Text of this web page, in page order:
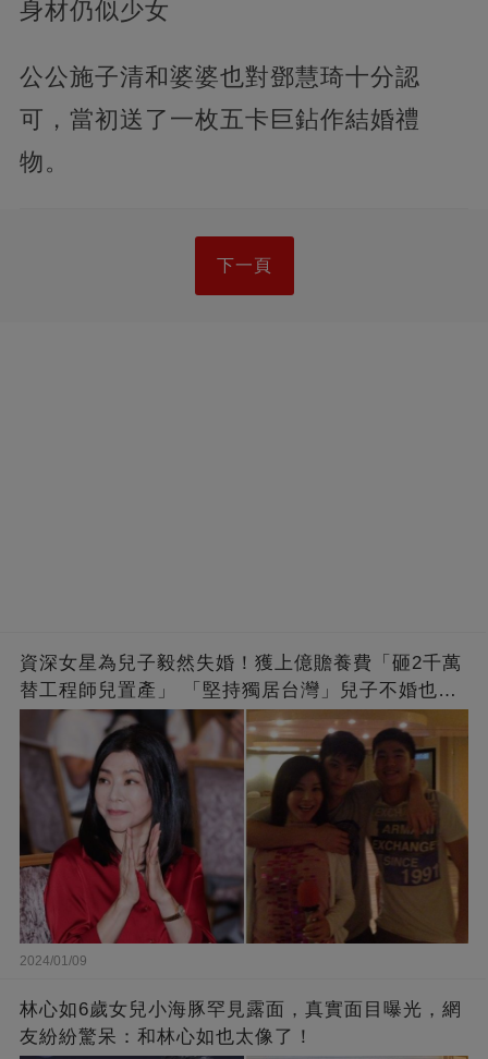
身材仍似少女
公公施子清和婆婆也對鄧慧琦十分認
可，當初送了一枚五卡巨鉆作結婚禮
物。
下一頁
資深女星為兒子毅然失婚！獲上億贍養費「砸2千萬
替工程師兒置產」 「堅持獨居台灣」兒子不婚也支
2024/01/09
林心如6歲女兒小海豚罕見露面，真實面目曝光，網
友紛紛驚呆：和林心如也太像了！